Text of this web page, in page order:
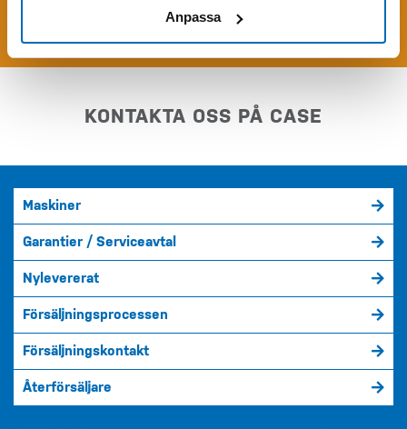
Anpassa
KONTAKTA OSS PÅ CASE
Maskiner
Garantier / Serviceavtal
Nylevererat
Försäljningsprocessen
Försäljningskontakt
Återförsäljare